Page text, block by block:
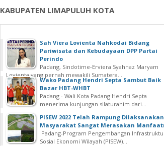
KABUPATEN LIMAPULUH KOTA
Sah Viera Lovienta Nahkodai Bidang
Pariwisata dan Kebudayaan DPP Partai
Perindo
Padang, Sindotime-Erviera Syahnaz Maryam
Lovienta yang pernah mewakili Sumatera...
Wako Padang Hendri Septa Sambut Baik
Bazar HBT-WHBT
Padang - Wali Kota Padang Hendri Septa
menerima kunjungan silaturahim dari...
PISEW 2022 Telah Rampung
Masyarakat Sangat Merasakan
Padang-Program Pengembangan
Sosial Ekonomi Wilayah (PISEW)...